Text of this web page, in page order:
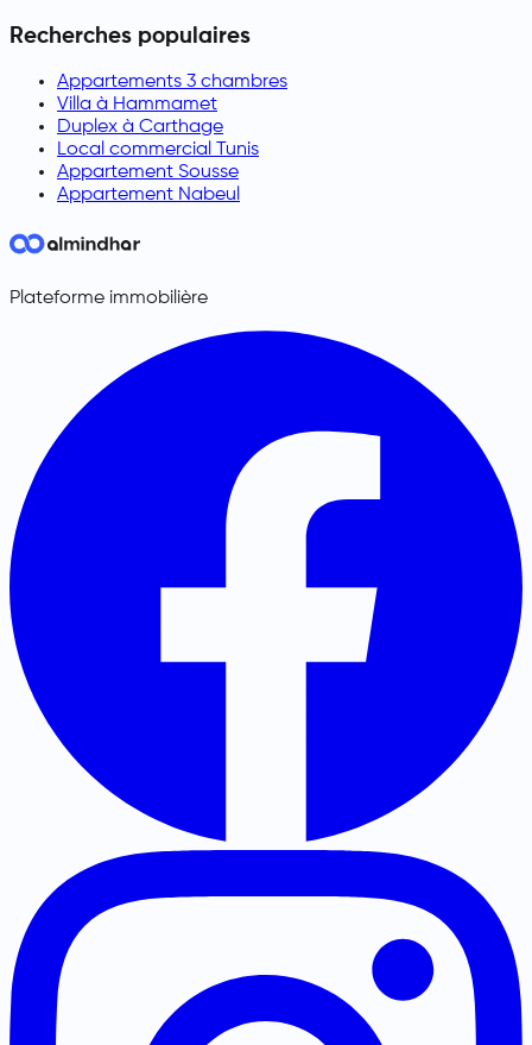
Recherches populaires
Appartements 3 chambres
Villa à Hammamet
Duplex à Carthage
Local commercial Tunis
Appartement Sousse
Appartement Nabeul
Plateforme immobilière